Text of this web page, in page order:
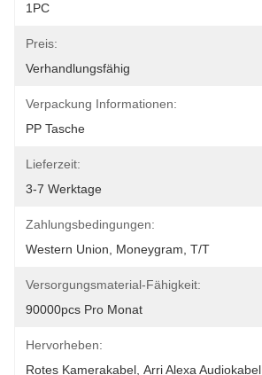
1PC
Preis:
Verhandlungsfähig
Verpackung Informationen:
PP Tasche
Lieferzeit:
3-7 Werktage
Zahlungsbedingungen:
Western Union, Moneygram, T/T
Versorgungsmaterial-Fähigkeit:
90000pcs Pro Monat
Hervorheben:
Rotes Kamerakabel Arri Alexa Audiokabel